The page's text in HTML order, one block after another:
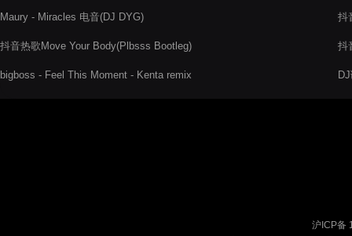
Maury - Miracles 电音(DJ DYG)
抖音热歌Move Your Body(Plbsss Bootleg)
bigboss - Feel This Moment - Kenta remix
抖
抖
沪ICP备